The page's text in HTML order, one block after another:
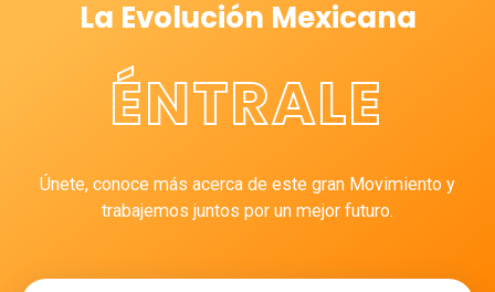
La Evolución Mexicana
ÉNTRALE
Únete, conoce más acerca de este gran Movimiento y
trabajemos juntos por un mejor futuro.